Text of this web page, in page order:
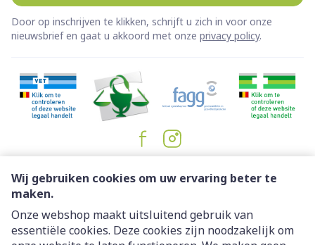
Wij gebruiken cookies om uw ervaring beter te
maken.
Onze webshop maakt uitsluitend gebruik van
essentiële cookies. Deze cookies zijn noodzakelijk om
Door op inschrijven te klikken, schrijft u zich in voor onze
nieuwsbrief en gaat u akkoord met onze privacy policy.
Juridische links